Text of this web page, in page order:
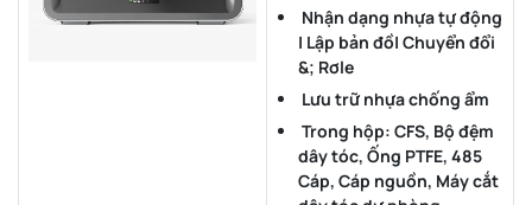
Nhận dạng nhựa tự động
| Lập bản đồ| Chuyển đổi
&; Rơle
Lưu trữ nhựa chống ẩm
Trong hộp: CFS, Bộ đệm
dây tóc, Ống PTFE, 485
Cáp, Cáp nguồn, Máy cắt